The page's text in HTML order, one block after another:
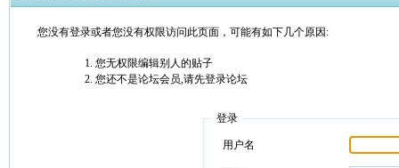
您没有登录或者您没有权限访问此页面，可能有如下几个原因:
您无权限编辑别人的贴子
您还不是论坛会员,请先登录论坛
登录
用户名